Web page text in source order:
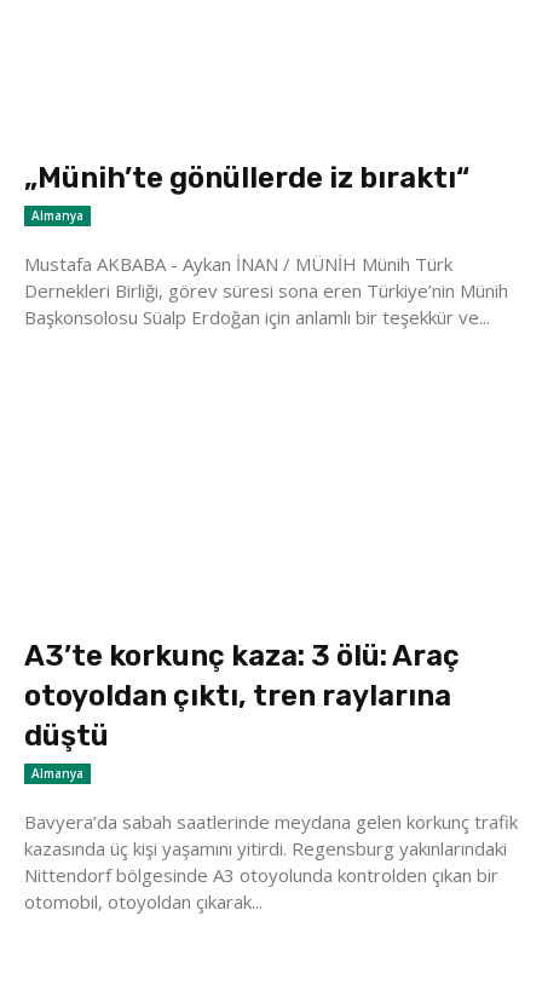
„Münih’te gönüllerde iz bıraktı“
Almanya
Mustafa AKBABA - Aykan İNAN / MÜNİH Münih Türk
Dernekleri Birliği, görev süresi sona eren Türkiye’nin Münih
Başkonsolosu Süalp Erdoğan için anlamlı bir teşekkür ve...
A3’te korkunç kaza: 3 ölü: Araç
otoyoldan çıktı, tren raylarına
düştü
Almanya
Bavyera’da sabah saatlerinde meydana gelen korkunç trafik
kazasında üç kişi yaşamını yitirdi. Regensburg yakınlarındaki
Nittendorf bölgesinde A3 otoyolunda kontrolden çıkan bir
otomobil, otoyoldan çıkarak...